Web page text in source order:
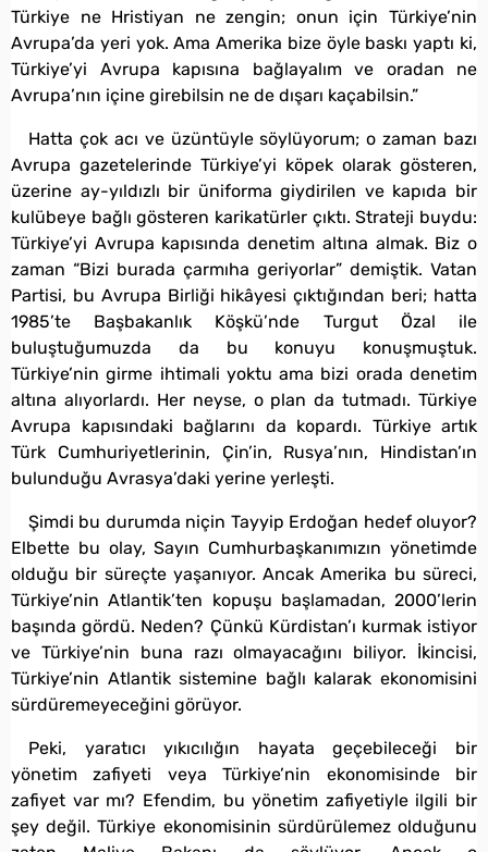
Türkiye ne Hristiyan ne zengin; onun için Türkiye’nin
Avrupa’da yeri yok. Ama Amerika bize öyle baskı yaptı ki,
Türkiye’yi Avrupa kapısına bağlayalım ve oradan ne
Avrupa’nın içine girebilsin ne de dışarı kaçabilsin.”
Hatta çok acı ve üzüntüyle söylüyorum; o zaman bazı
Avrupa gazetelerinde Türkiye’yi köpek olarak gösteren,
üzerine ay-yıldızlı bir üniforma giydirilen ve kapıda bir
kulübeye bağlı gösteren karikatürler çıktı. Strateji buydu:
Türkiye’yi Avrupa kapısında denetim altına almak. Biz o
zaman “Bizi burada çarmıha geriyorlar” demiştik. Vatan
Partisi, bu Avrupa Birliği hikâyesi çıktığından beri; hatta
1985’te Başbakanlık Köşkü’nde Turgut Özal ile
buluştuğumuzda da bu konuyu konuşmuştuk.
Türkiye’nin girme ihtimali yoktu ama bizi orada denetim
altına alıyorlardı. Her neyse, o plan da tutmadı. Türkiye
Avrupa kapısındaki bağlarını da kopardı. Türkiye artık
Türk Cumhuriyetlerinin, Çin’in, Rusya’nın, Hindistan’ın
bulunduğu Avrasya’daki yerine yerleşti.
Şimdi bu durumda niçin Tayyip Erdoğan hedef oluyor?
Elbette bu olay, Sayın Cumhurbaşkanımızın yönetimde
olduğu bir süreçte yaşanıyor. Ancak Amerika bu süreci,
Türkiye’nin Atlantik’ten kopuşu başlamadan, 2000’lerin
başında gördü. Neden? Çünkü Kürdistan’ı kurmak istiyor
ve Türkiye’nin buna razı olmayacağını biliyor. İkincisi,
Türkiye’nin Atlantik sistemine bağlı kalarak ekonomisini
sürdüremeyeceğini görüyor.
Peki, yaratıcı yıkıcılığın hayata geçebileceği bir
yönetim zafiyeti veya Türkiye’nin ekonomisinde bir
zafiyet var mı? Efendim, bu yönetim zafiyetiyle ilgili bir
şey değil. Türkiye ekonomisinin sürdürülemez olduğunu